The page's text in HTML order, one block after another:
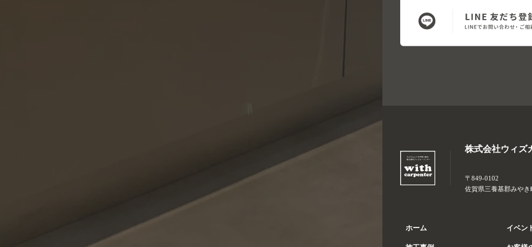
株式会社ウィズ
〒849-0102
佐賀県三養基郡みや
ホーム イベン